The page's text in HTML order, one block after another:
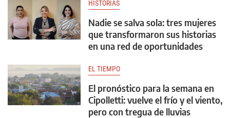
HISTORIAS
Nadie se salva sola: tres mujeres
que transformaron sus historias
en una red de oportunidades
EL TIEMPO
El pronóstico para la semana en
Cipolletti: vuelve el frío y el viento,
pero con tregua de lluvias